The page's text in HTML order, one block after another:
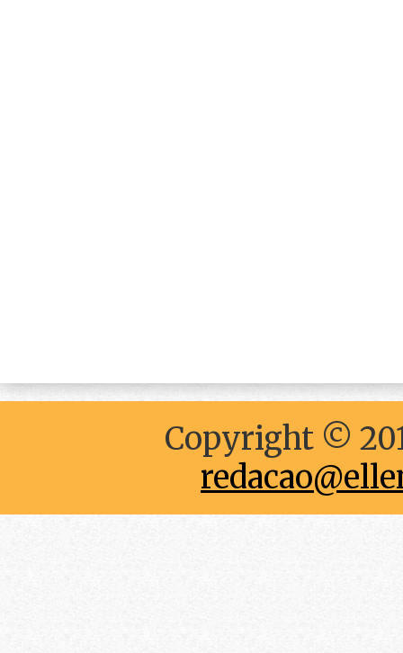
Copyright ©